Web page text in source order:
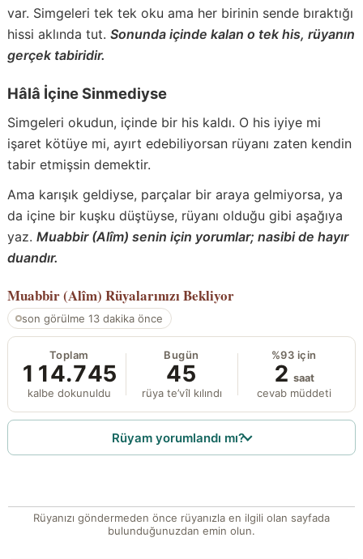
var. Simgeleri tek tek oku ama her birinin sende bıraktığı
hissi aklında tut. Sonunda içinde kalan o tek his, rüyanın
gerçek tabiridir.
Hâlâ İçine Sinmediyse
Simgeleri okudun, içinde bir his kaldı. O his iyiye mi
işaret kötüye mi, ayırt edebiliyorsan rüyanı zaten kendin
tabir etmişsin demektir.
Ama karışık geldiyse, parçalar bir araya gelmiyorsa, ya
da içine bir kuşku düştüyse, rüyanı olduğu gibi aşağıya
yaz. Muabbir (Alîm) senin için yorumlar; nasibi de hayır
duandır.
Muabbir (Alîm) Rüyalarınızı Bekliyor
son görülme 13 dakika önce
Toplam
114.745
kalbe dokunuldu
Bugün
45
rüya te’vîl kılındı
%93 için
2 saat
cevab müddeti
Rüyam yorumlandı mı?
Rüyanızı göndermeden önce rüyanızla en ilgili olan sayfada
bulunduğunuzdan emin olun.